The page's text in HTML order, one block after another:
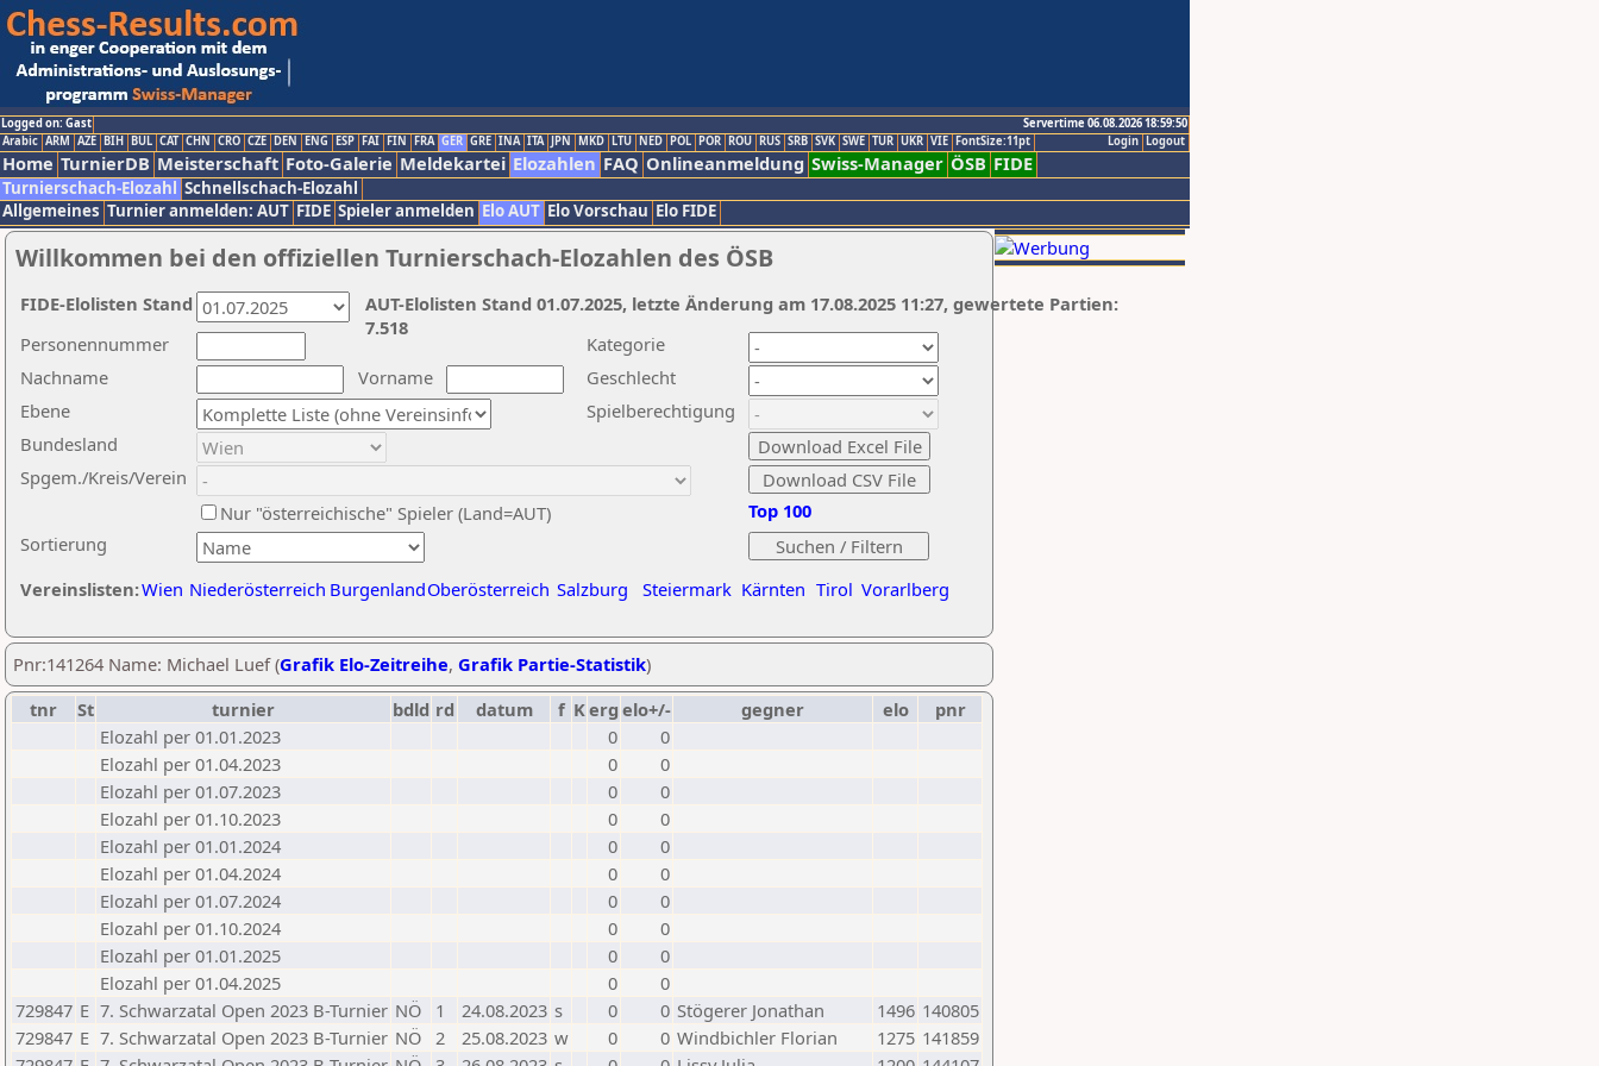
Logged on: Gast
Servertime 06.08.2026 18:59:50
Logout
Login
Arabic ARM AZE BIH BUL CAT CHN CRO CZE DEN ENG ESP FAI FIN FRA GER GRE INA ITA JPN MKD LTU NED POL POR ROU RUS SRB SVK SWE TUR UKR VIE FontSize:11pt
Home TurnierDB Meisterschaft Foto-Galerie Meldekartei Elozahlen FAQ Onlineanmeldung Swiss-Manager ÖSB FIDE
Turnierschach-Elozahl Schnellschach-Elozahl
Allgemeines Turnier anmelden: AUT FIDE Spieler anmelden Elo AUT Elo Vorschau Elo FIDE
Willkommen bei den offiziellen Turnierschach-Elozahlen des ÖSB
Nachname
Vorname
Ebene
Kategorie
Sortierung
Personennummer
Bundesland
Spgem./Kreis/Verein
Geschlecht
Nur "österreichische" Spieler (Land=AUT)
Spielberechtigung
Vereinslisten:Wien Niederösterreich BurgenlandOberösterreich Salzburg Steiermark Kärnten Tirol Vorarlberg
Top 100
AUT-Elolisten Stand 01.07.2025, letzte Änderung am 17.08.2025 11:27, gewertete Partien:
7.518
FIDE-Elolisten Stand
Pnr:141264 Name: Michael Luef (Grafik Elo-Zeitreihe, Grafik Partie-Statistik)
tnr
St turnier bdld rd datum f Kerg elo+/- gegner elo
pnr
Elozahl per 01.01.2023
0
0
Elozahl per 01.04.2023
0
0
Elozahl per 01.07.2023
0
0
Elozahl per 01.10.2023
0
0
Elozahl per 01.01.2024
0
0
Elozahl per 01.04.2024
0
0
Elozahl per 01.07.2024
0
0
Elozahl per 01.10.2024
0
0
Elozahl per 01.01.2025
0
0
Elozahl per 01.04.2025
0
0
729847 E 7. Schwarzatal Open 2023 B-Turnier NÖ 1 24.08.2023 s 0 0 Stögerer Jonathan 1496 140805
729847 E 7. Schwarzatal Open 2023 B-Turnier NÖ 2 25.08.2023 w 0 0 Windbichler Florian 1275 141859